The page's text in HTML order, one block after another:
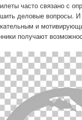
часто связано с
деловые вопросы.
и
получают